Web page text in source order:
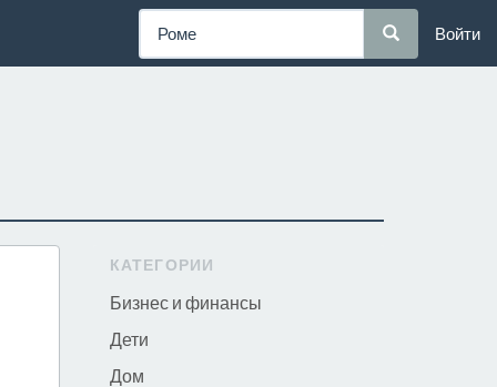
Войти
КАТЕГОРИИ
Бизнес и финансы
Дети
Дом